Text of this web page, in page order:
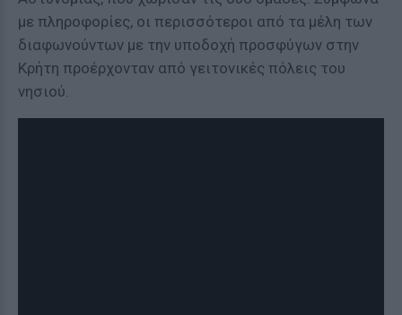
με πληροφορίες, οι περισσότεροι από τα μέλη των
διαφωνούντων με την υποδοχή προσφύγων στην
Κρήτη προέρχονταν από γειτονικές πόλεις του
νησιού.